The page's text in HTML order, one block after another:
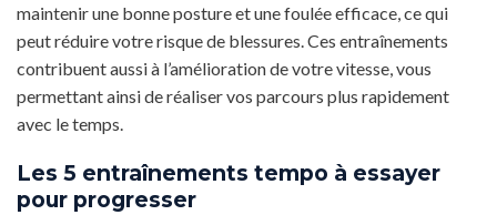
maintenir une bonne posture et une foulée efficace, ce qui
peut réduire votre risque de blessures. Ces entraînements
contribuent aussi à l’amélioration de votre vitesse, vous
permettant ainsi de réaliser vos parcours plus rapidement
avec le temps.
Les 5 entraînements tempo à essayer
pour progresser